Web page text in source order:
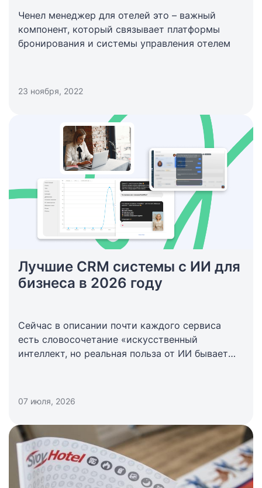
Ченел менеджер для отелей это – важный
компонент, который связывает платформы
бронирования и системы управления отелем
23 ноября, 2022
Лучшие CRM системы с ИИ для
бизнеса в 2026 году
Сейчас в описании почти каждого сервиса
есть словосочетание «искусственный
интеллект, но реальная польза от ИИ бывает
менеджеров. ИИ сам заполняет карточки,
расшифровывает звонки и подсказывает, какой
клиент скоро уйдет.
07 июля, 2026